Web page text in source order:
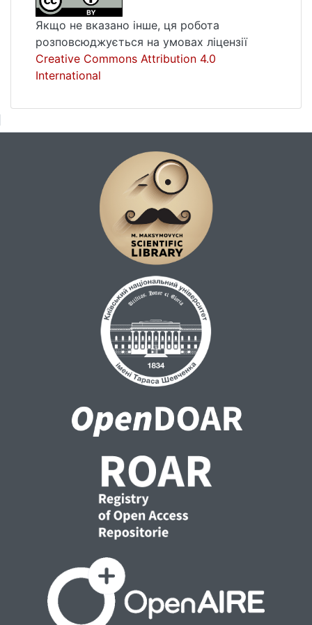
осіб з інвалідністю, а також виділенні
резервів розвитку цієї інфраструктури;
описової статистики – при аналізі рівня
розвитку інфраструктури та огляді рівня
потреби в об’єктах інфраструктури.
Якщо не вказано інше, ця робота
розповсюджується на умовах ліцензії
Creative Commons Attribution 4.0
International